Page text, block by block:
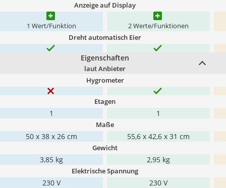
Anzeige auf Display
1 Wert/Funktion 2 Werte/Funktionen
Dreht automatisch Eier
Eigenschaften
laut Anbieter
Hygrometer
Etagen
1 1
Maße
50 x 38 x 26 cm 55,6 x 42,6 x 31 cm
Gewicht
3,85 kg 2,95 kg
Elektrische Spannung
230 V 230 V